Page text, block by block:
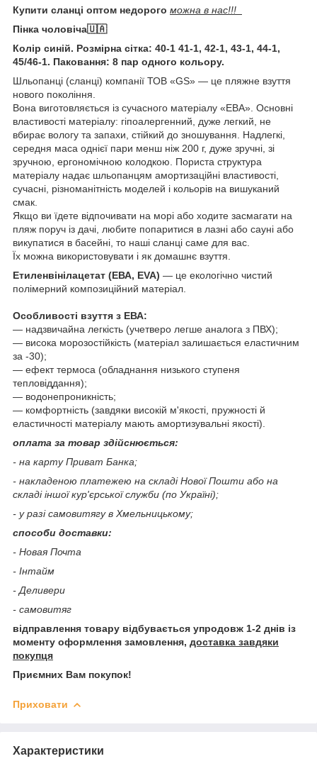
Купити сланці оптом недорого можна в нас!!!
Пінка чоловіча🇺🇦
Колір синій. Розмірна сітка: 40-1 41-1, 42-1, 43-1, 44-1,
45/46-1. Паковання: 8 пар одного кольору.
Шльопанці (сланці) компанії ТОВ «GS» — це пляжне взуття
нового покоління.
Вона виготовляється із сучасного матеріалу «ЕВА». Основні
властивості матеріалу: гіпоалергенний, дуже легкий, не
вбирає вологу та запахи, стійкий до зношування. Надлегкі,
середня маса однієї пари менш ніж 200 г, дуже зручні, зі
зручною, ергономічною колодкою. Пориста структура
матеріалу надає шльопанцям амортизаційні властивості,
сучасні, різноманітність моделей і кольорів на вишуканий
смак.
Якщо ви їдете відпочивати на морі або ходите засмагати на
пляж поруч із дачі, любите попаритися в лазні або сауні або
викупатися в басейні, то наші сланці саме для вас.
Їх можна використовувати і як домашнє взуття.
Етиленвінілацетат (ЕВА, EVA) — це екологічно чистий
полімерний композиційний матеріал.
Особливості взуття з ЕВА:
― надзвичайна легкість (учетверо легше аналога з ПВХ);
― висока морозостійкість (матеріал залишається еластичним
за -30);
― ефект термоса (обладнання низького ступеня
тепловіддання);
― водонепроникність;
— комфортність (завдяки високій м'якості, пружності й
еластичності матеріалу мають амортизувальні якості).
оплата за товар здійснюється:
- на карту Приват Банка;
- накладеною платежею на складі Нової Пошти або на
складі іншої кур'єрської служби (по Україні);
- у разі самовитягу в Хмельницькому;
способи доставки:
- Новая Почта
- Інтайм
- Деливери
- самовитяг
відправлення товару відбувається упродовж 1-2 днів із
моменту оформлення замовлення, доставка завдяки
покупця
Приємних Вам покупок!
Приховати
Характеристики